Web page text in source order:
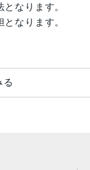
なります。
なります。
る